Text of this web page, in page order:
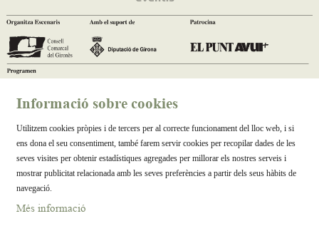
Informació sobre cookies
Utilitzem cookies pròpies i de tercers per al correcte funcionament del lloc web, i si
ens dona el seu consentiment, també farem servir cookies per recopilar dades de les
seves visites per obtenir estadístiques agregades per millorar els nostres serveis i
mostrar publicitat relacionada amb les seves preferències a partir dels seus hàbits de
navegació.
Més informació